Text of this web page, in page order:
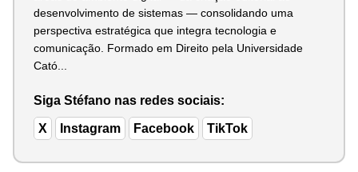
desenvolvimento de sistemas — consolidando uma
perspectiva estratégica que integra tecnologia e
comunicação. Formado em Direito pela Universidade
Cató...
Siga Stéfano nas redes sociais:
X Instagram Facebook TikTok